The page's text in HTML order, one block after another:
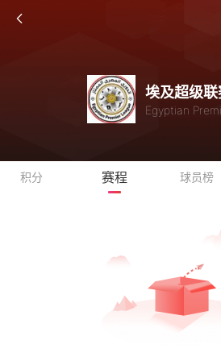
埃及超级联
Egyptian
积分 赛程 球员榜